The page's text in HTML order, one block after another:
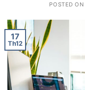
POSTED ON
17
Th12